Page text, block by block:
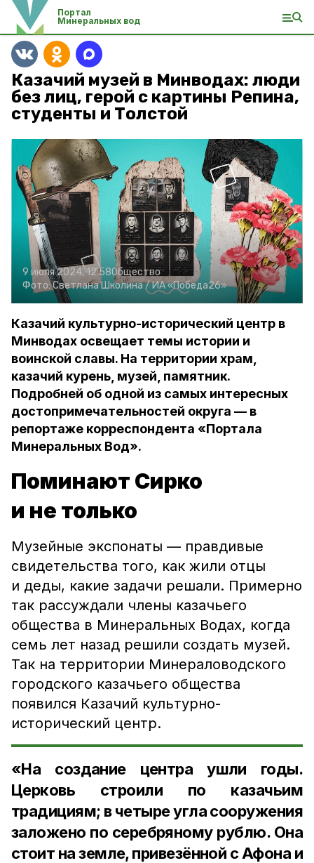
Портал
Минеральных вод
Казачий музей в Минводах: люди
без лиц, герой с картины Репина,
студенты и Толстой
9 июля 2024, 12:58Общество
Фото:Светлана Школина /ИА «Победа26»
Казачий культурно-исторический центр в
Минводах освещает темы истории и
воинской славы. На территории храм,
казачий курень, музей, памятник.
Подробней об одной из самых интересных
достопримечательностей округа — в
репортаже корреспондента «Портала
Минеральных Вод».
Поминают Сирко
и не только
Музейные экспонаты — правдивые
свидетельства того, как жили отцы
и деды, какие задачи решали. Примерно
так рассуждали члены казачьего
общества в Минеральных Водах, когда
семь лет назад решили создать музей.
Так на территории Минераловодского
городского казачьего общества
появился Казачий культурно-
исторический центр.
«На создание центра ушли годы.
Церковь строили по казачьим
традициям; в четыре угла сооружения
заложено по серебряному рублю. Она
стоит на земле, привезённой с Афона и